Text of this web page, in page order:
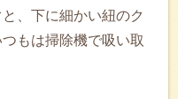
、下に細かい紐のク
もは掃除機で吸い取